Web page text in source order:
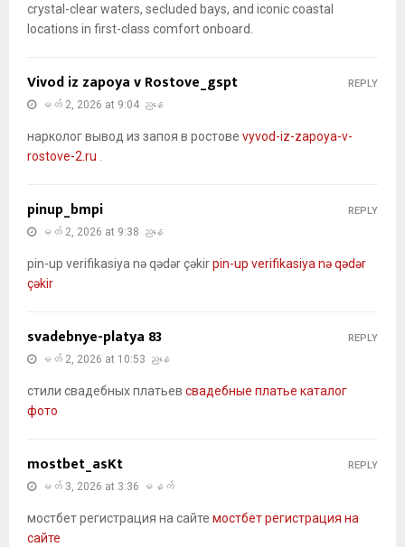
crystal-clear waters, secluded bays, and iconic coastal
locations in first-class comfort onboard.
Vivod iz zapoya v Rostove_gspt
မတ် 2, 2026 at 9:04 ညနေ
нарколог вывод из запоя в ростове vyvod-iz-zapoya-v-
rostove-2.ru .
REPLY
pinup_bmpi
မတ် 2, 2026 at 9:38 ညနေ
pin-up verifikasiya nə qədər çəkirpin-up verifikasiya nə qədər
çəkir
REPLY
svadebnye-platya 83
မတ် 2, 2026 at 10:53 ညနေ
стили свадебных платьев свадебные платье каталог
фото
REPLY
mostbet_asKt
မတ် 3, 2026 at 3:36 မနက်
мостбет регистрация на сайте мостбет регистрация на
сайте
REPLY